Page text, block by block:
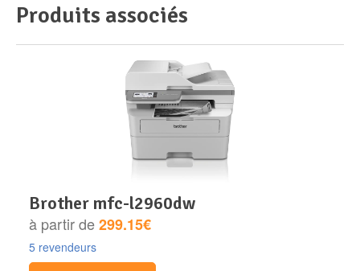
Produits associés
brother mfc-l2960dw
à partir de299.15€
5 revendeurs